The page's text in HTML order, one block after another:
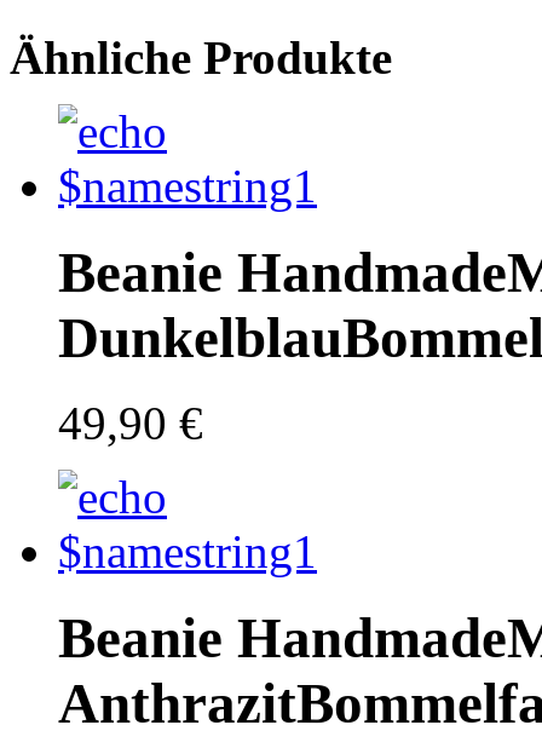
Ähnliche Produkte
Beanie Handmade
Dunkelblau
49,90 €
Beanie Handmade
Anthrazit